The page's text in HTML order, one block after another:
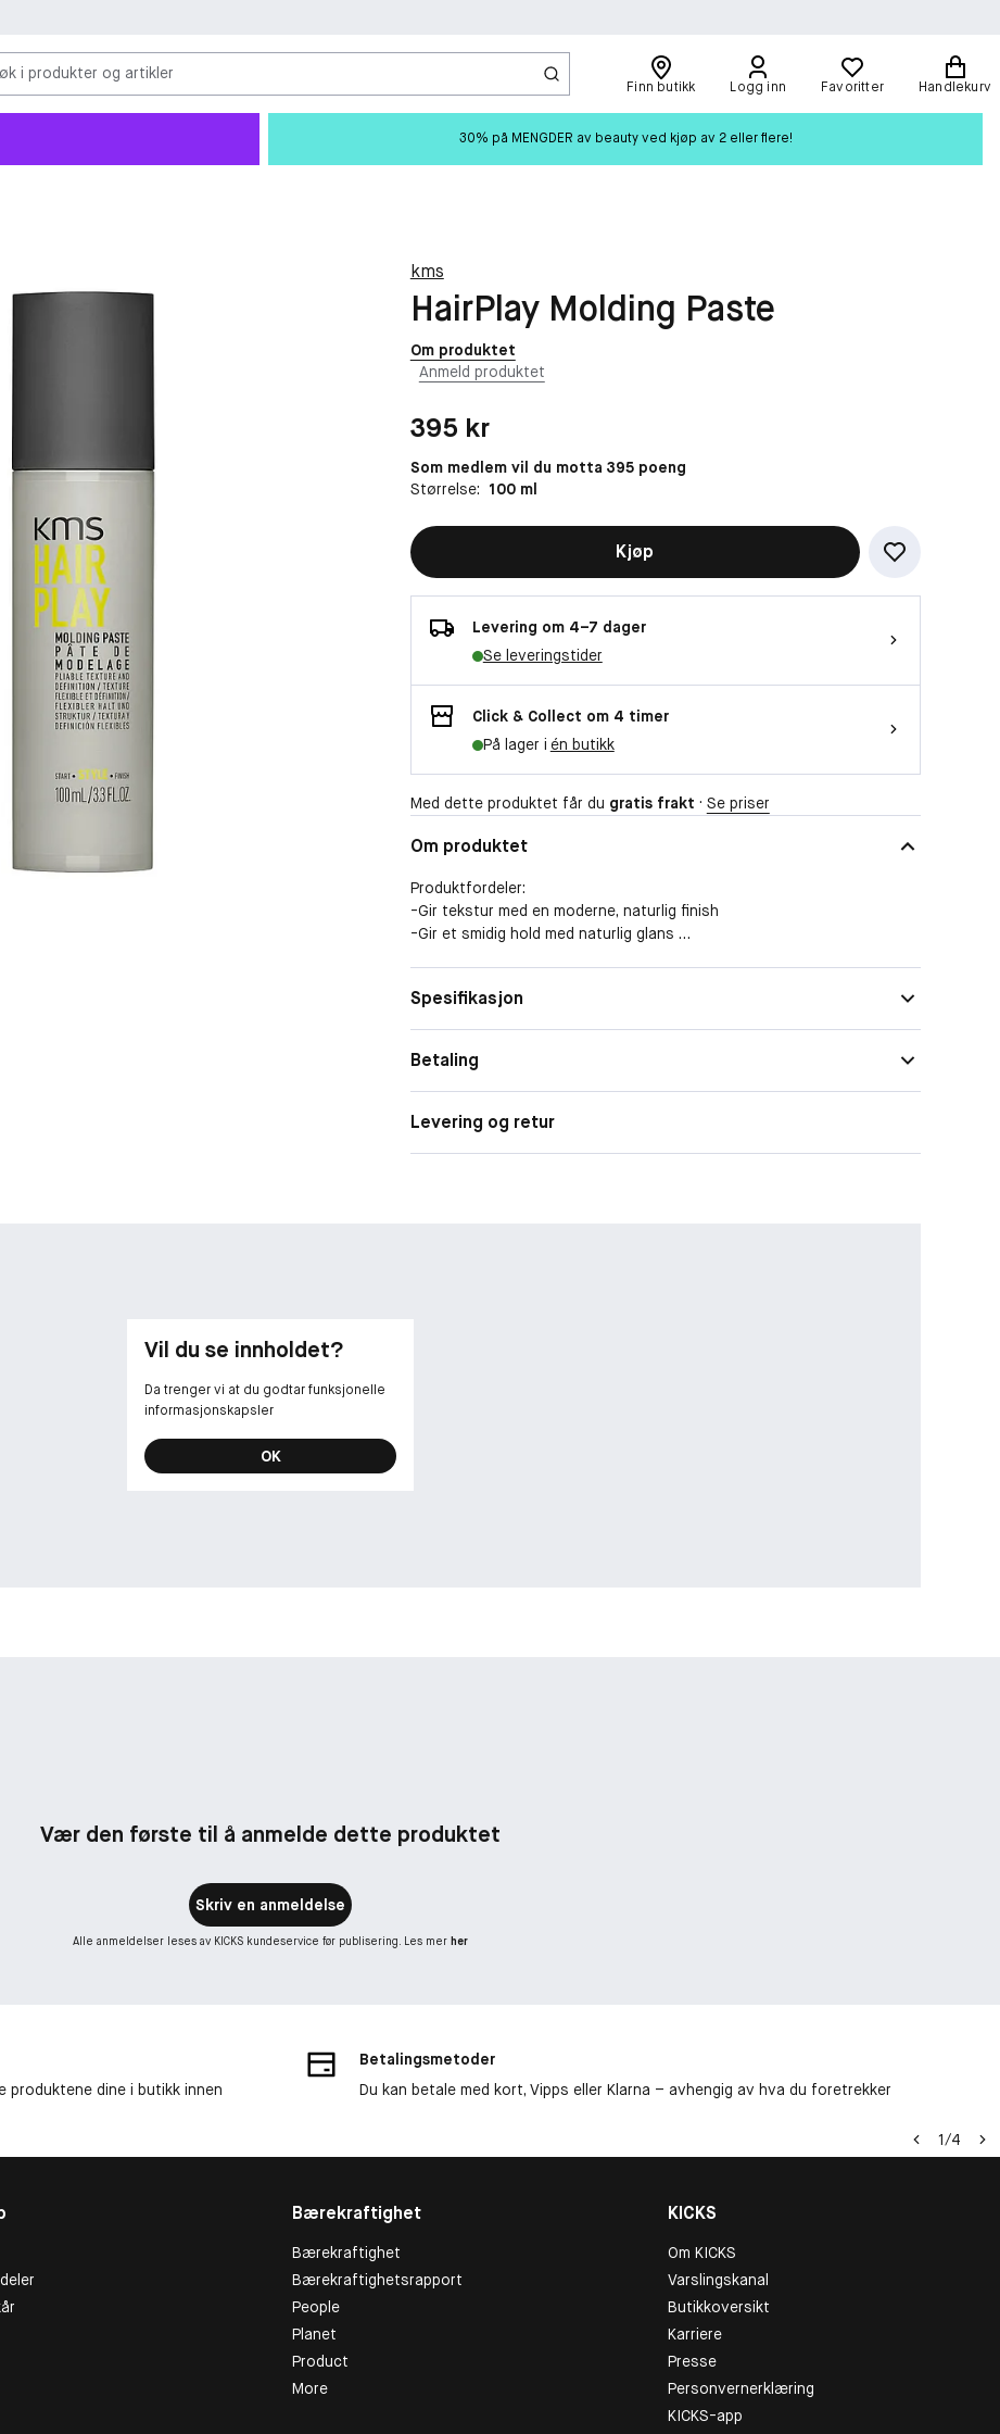
i produkter og artikler
Finn butikk Logg inn Favoritter Handlekurv
30% på MENGDER av beauty ved kjøp av 2 eller flere!
kms
HairPlay Molding Paste
Om produktet
Anmeld produktet
Størrelse: 100 ml
Pris: 395 kr
395 kr
Som medlem vil du motta 395 poeng
Kjøp
Levering om 4–7 dager
Se leveringstider
Click & Collect om 4 timer
På lager i én butikk
Med dette produktet får du gratis frakt · Se priser
Om produktet
Produktfordeler:
-Gir tekstur med en moderne, naturlig finish
-Gir et smidig hold med naturlig glans
Hårtype:
Rett hår til hår med korketrekkere
Klimanøytralt produkt (sertifisert av Climate Partner).
Spesifikasjon
Betaling
Levering og retur
Vil du se innholdet?
Da trenger vi at du godtar funksjonelle
informasjonskapsler
OK
Vær den første til å anmelde dette produktet
Skriv en anmeldelse
Alle anmeldelser leses av KICKS kundeservice før publisering. Les mer her
produktene dine i butikk innen
Betalingsmetoder
Du kan betale med kort, Vipps eller Klarna – avhengig av hva du foretrekker
1/4
Bærekraftighet
Bærekraftighet
Bærekraftighetsrapport
People
Planet
Product
More
KICKS
Om KICKS
Varslingskanal
Butikkoversikt
Karriere
Presse
Personvernerklæring
KICKS-app